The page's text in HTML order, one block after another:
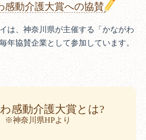
感動介護大賞への協賛
は、神奈川県が主催する「かながわ
年協賛企業として参加しています。
感動介護大賞とは?
※神奈川県HPより